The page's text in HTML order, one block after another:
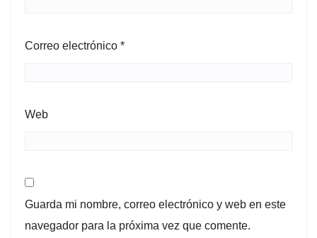
Correo electrónico *
Web
Guarda mi nombre, correo electrónico y web en este
navegador para la próxima vez que comente.